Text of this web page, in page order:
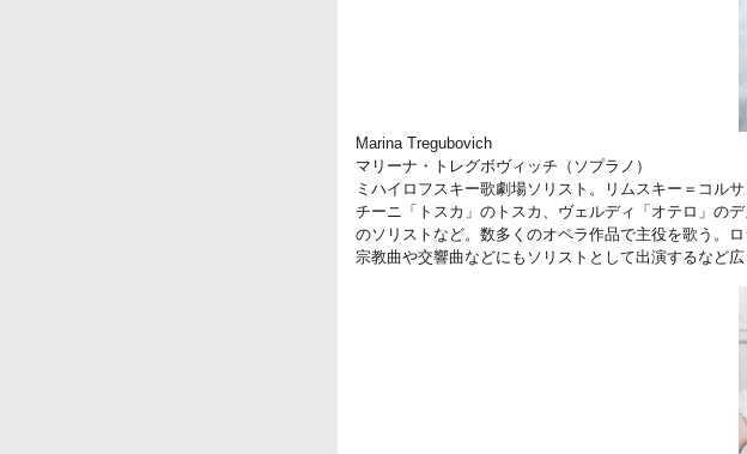
Marina Tregubovich
マリーナ・トレグボヴィッチ（ソプラノ）
ミハイロフスキー歌劇場ソリスト。リムスキー＝コル
チーニ「トスカ」のトスカ、ヴェルディ「オテロ」の
のソリストなど。数多くのオペラ作品で主役を歌う。
宗教曲や交響曲などにもソリストとして出演するなど広